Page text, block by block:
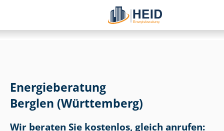
Energieberatung
Berglen (Württemberg)
Wir beraten Sie kostenlos, gleich anrufen: